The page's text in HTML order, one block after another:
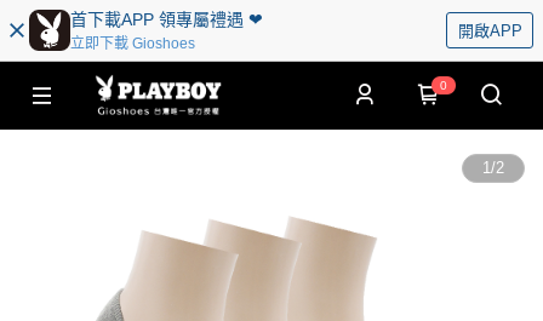
首下載APP 領專屬禮遇 ❤︎
立即下載 Gioshoes
開啟APP
0
1/2